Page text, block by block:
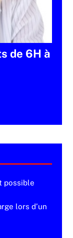
de 6H à
possible
lors d’un